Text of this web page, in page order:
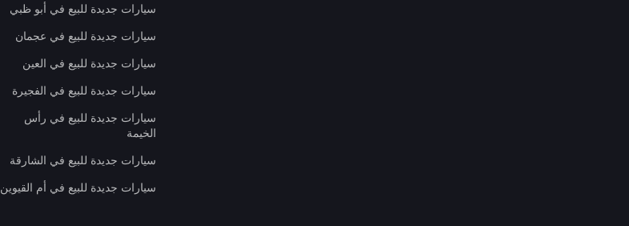
سيارات جديدة للبيع في أبو ظبي
سيارات جديدة للبيع في عجمان
سيارات جديدة للبيع في العين
سيارات جديدة للبيع في الفجيرة
سيارات جديدة للبيع في رأس
الخيمة
سيارات جديدة للبيع في الشارقة
سيارات جديدة للبيع في أم القيوين